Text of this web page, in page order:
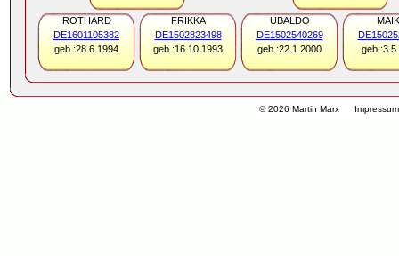
© 2026 Martin Marx
ROTHARD
DE1601105382
geb.:28.6.1994
FRIKKA
DE1502823498
geb.:16.10.1993
UBALDO
DE1502540269
geb.:22.1.2000